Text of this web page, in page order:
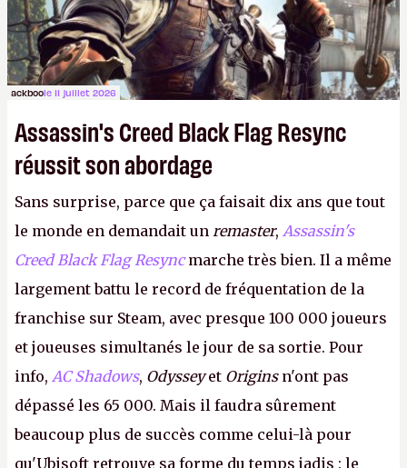
ackboole 11 juillet 2026
Assassin's Creed Black Flag Resync
réussit son abordage
Sans surprise, parce que ça faisait dix ans que tout
le monde en demandait un remaster, Assassin's
Creed Black Flag Resyncmarche très bien. Il a même
largement battu le record de fréquentation de la
franchise sur Steam, avec presque 100 000 joueurs
et joueuses simultanés le jour de sa sortie. Pour
info, AC Shadows, Odysseyet Originsn'ont pas
dépassé les 65 000. Mais il faudra sûrement
beaucoup plus de succès comme celui-là pour
qu'Ubisoft retrouve sa forme du temps jadis : le